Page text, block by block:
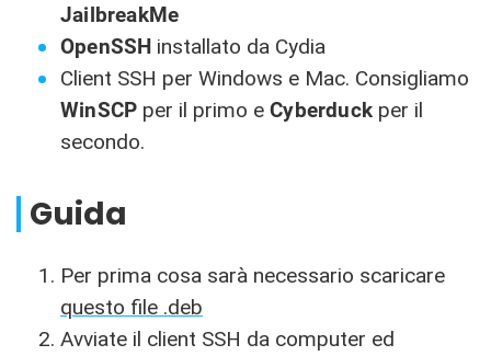
JailbreakMe
OpenSSH installato da Cydia
Client SSH per Windows e Mac. Consigliamo
WinSCP per il primo eCyberduck per il
secondo.
Guida
Per prima cosa sarà necessario scaricare
questo file .deb
Avviate il client SSH da computer ed